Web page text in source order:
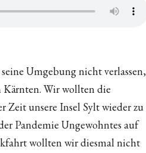
Umgebung nicht verlassen,
Wir wollten die
Zeit unsere Insel Sylt wieder zu
Pandemie Ungewohntes auf
wollten wir diesmal nicht